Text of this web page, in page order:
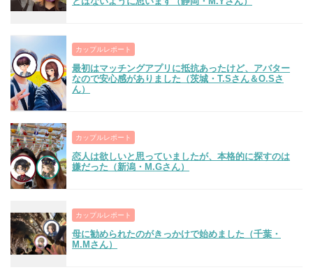
カップルレポート
最初はマッチングアプリに抵抗あったけど、アバター
なので安心感がありました（茨城・T.Sさん＆O.Sさ
ん）
カップルレポート
恋人は欲しいと思っていましたが、本格的に探すのは
嫌だった（新潟・M.Gさん）
カップルレポート
母に勧められたのがきっかけで始めました（千葉・
M.Mさん）